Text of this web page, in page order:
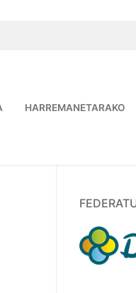
HARREMANETARAKO